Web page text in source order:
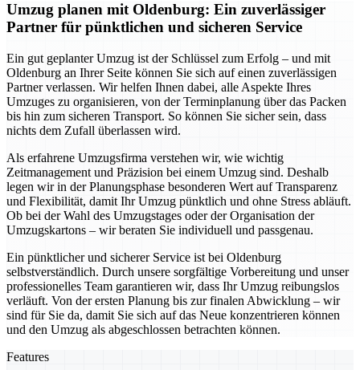
Umzug planen mit Oldenburg: Ein zuverlässiger
Partner für pünktlichen und sicheren Service
Ein gut geplanter Umzug ist der Schlüssel zum Erfolg – und mit
Oldenburg an Ihrer Seite können Sie sich auf einen zuverlässigen
Partner verlassen. Wir helfen Ihnen dabei, alle Aspekte Ihres
Umzuges zu organisieren, von der Terminplanung über das Packen
bis hin zum sicheren Transport. So können Sie sicher sein, dass
nichts dem Zufall überlassen wird.
Als erfahrene Umzugsfirma verstehen wir, wie wichtig
Zeitmanagement und Präzision bei einem Umzug sind. Deshalb
legen wir in der Planungsphase besonderen Wert auf Transparenz
und Flexibilität, damit Ihr Umzug pünktlich und ohne Stress abläuft.
Ob bei der Wahl des Umzugstages oder der Organisation der
Umzugskartons – wir beraten Sie individuell und passgenau.
Ein pünktlicher und sicherer Service ist bei Oldenburg
selbstverständlich. Durch unsere sorgfältige Vorbereitung und unser
professionelles Team garantieren wir, dass Ihr Umzug reibungslos
verläuft. Von der ersten Planung bis zur finalen Abwicklung – wir
sind für Sie da, damit Sie sich auf das Neue konzentrieren können
und den Umzug als abgeschlossen betrachten können.
Features